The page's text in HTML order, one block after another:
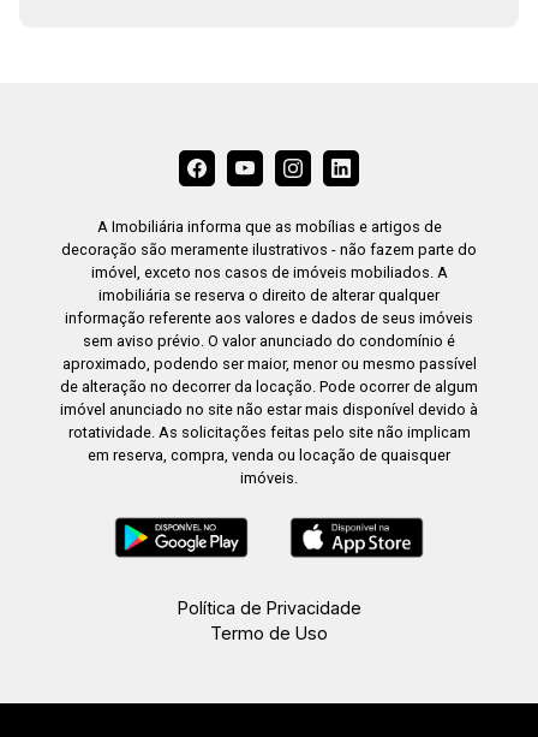
A Imobiliária informa que as mobílias e artigos de
decoração são meramente ilustrativos - não fazem parte do
imóvel, exceto nos casos de imóveis mobiliados. A
imobiliária se reserva o direito de alterar qualquer
informação referente aos valores e dados de seus imóveis
sem aviso prévio. O valor anunciado do condomínio é
aproximado, podendo ser maior, menor ou mesmo passível
de alteração no decorrer da locação. Pode ocorrer de algum
imóvel anunciado no site não estar mais disponível devido à
rotatividade. As solicitações feitas pelo site não implicam
em reserva, compra, venda ou locação de quaisquer
imóveis.
Política de Privacidade
Termo de Uso